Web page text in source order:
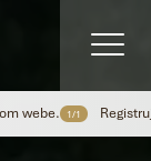
1/1 Registrujte sa do